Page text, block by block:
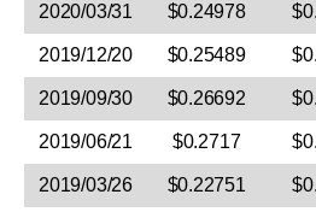
2020/03/31 $0.24978
2019/12/20 $0.25489
2019/09/30 $0.26692
2019/06/21 $0.2717
2019/03/26 $0.22751